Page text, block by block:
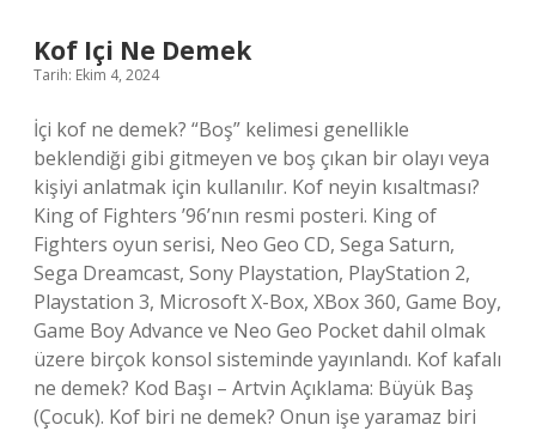
Kof Içi Ne Demek
Tarih: Ekim 4, 2024
İçi kof ne demek? “Boş” kelimesi genellikle
beklendiği gibi gitmeyen ve boş çıkan bir olayı veya
kişiyi anlatmak için kullanılır. Kof neyin kısaltması?
King of Fighters ’96’nın resmi posteri. King of
Fighters oyun serisi, Neo Geo CD, Sega Saturn,
Sega Dreamcast, Sony Playstation, PlayStation 2,
Playstation 3, Microsoft X-Box, XBox 360, Game Boy,
Game Boy Advance ve Neo Geo Pocket dahil olmak
üzere birçok konsol sisteminde yayınlandı. Kof kafalı
ne demek? Kod Başı – Artvin Açıklama: Büyük Baş
(Çocuk). Kof biri ne demek? Onun işe yaramaz biri